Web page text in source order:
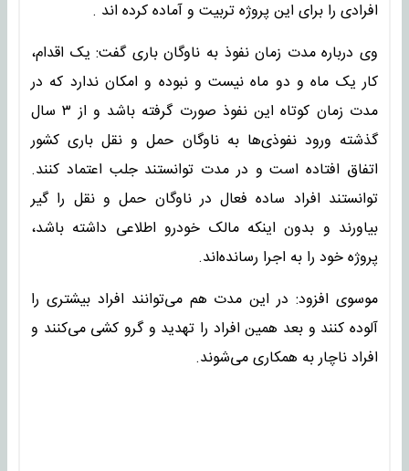
افرادی را برای این پروژه تربیت و آماده کرده اند .
وی درباره مدت زمان نفوذ به ناوگان باری گفت: یک اقدام،
کار یک ماه و دو ماه نیست و نبوده و امکان ندارد که در
مدت زمان کوتاه این نفوذ صورت گرفته باشد و از ٣ سال
گذشته ورود نفوذی‌ها به ناوگان حمل و نقل باری کشور
اتفاق افتاده است و در مدت توانستند جلب اعتماد کنند.
توانستند افراد ساده فعال در ناوگان حمل و نقل را گیر
بیاورند و بدون اینکه مالک خودرو اطلاعی داشته باشد،
پروژه خود را به اجرا رسانده‌اند.
موسوی افزود: در این مدت هم می‌توانند افراد بیشتری را
آلوده کنند و بعد همین افراد را تهدید و گرو کشی می‌کنند و
افراد ناچار به همکاری می‌شوند.